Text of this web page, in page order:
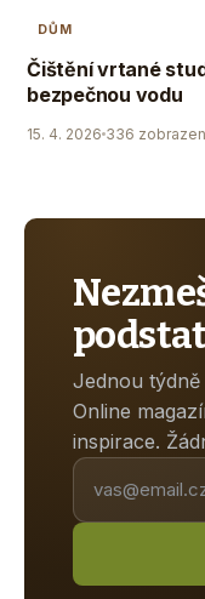
DŮM
Čištění vrtané
bezpečnou vodu
15. 4. 2026 336
Jednou
Online
inspirace.